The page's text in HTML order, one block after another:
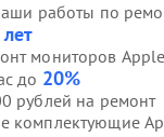
работы по
мониторов
до 20%
рублей на ремонт
комплектующие